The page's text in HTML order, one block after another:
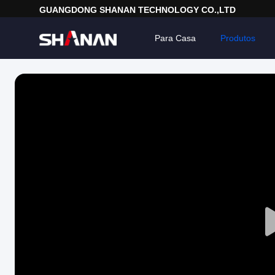
GUANGDONG SHANAN TECHNOLOGY CO.,LTD
Para Casa Produtos